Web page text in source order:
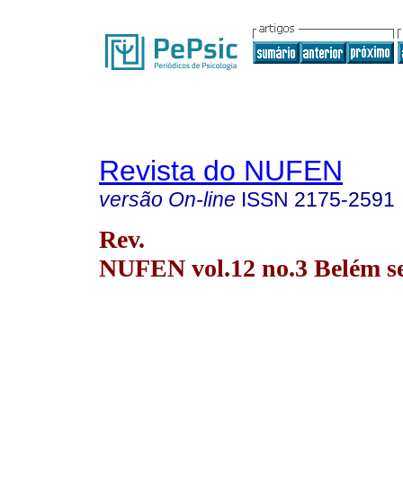
Revista do NUFEN
versão On-line ISSN 2175-2591
Rev.
NUFEN vol.12 no.3 Belém